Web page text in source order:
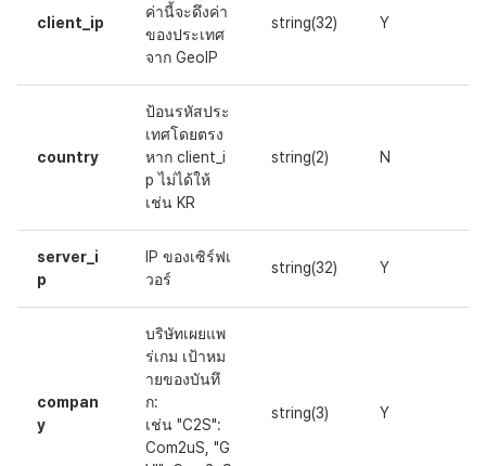
client_ip
ค่านี้จะดึงค่า
ของประเทศ
จาก GeoIP
string(32) Y
country
ป้อนรหัสประ
เทศโดยตรง
หาก client_i
p ไม่ได้ให้
เช่น KR
string(2) N
server_i
p
IP ของเซิร์ฟเ
วอร์
string(32) Y
compan
y
บริษัทเผยแพ
ร่เกม เป้าหม
ายของบันทึ
ก:
เช่น "C2S":
Com2uS, "G
string(3) Y